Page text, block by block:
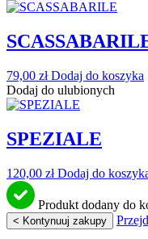
79,00 zł Dodaj do koszyka
Dodaj do ulubionych
SPEZIALE
120,00 zł Dodaj do
Produkt dodany do
< Kontynuuj zakupy